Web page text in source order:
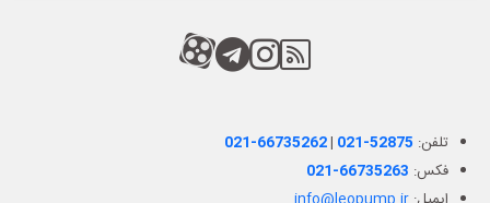
RSS
کانال آپارات
کانال تلگرام
کانال آپارات
تلفن: 021-66735262| 021-52875
فکس: 021-66735263